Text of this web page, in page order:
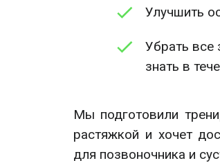
Улучшить
Убрать все
знать в
Мы подготовили
растяжкой и хочет
для позвоночника и